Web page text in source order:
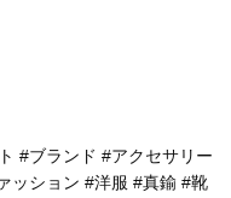
#ブランド #アクセサリー
ッション #洋服 #真鍮 #靴